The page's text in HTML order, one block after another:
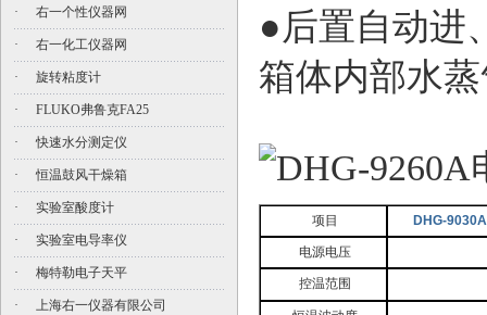
· 右一个性仪器网
· 右一化工仪器网
· 旋转粘度计
· FLUKO弗鲁克FA25
· 快速水分测定仪
· 恒温鼓风干燥箱
· 实验室酸度计
· 实验室电导率仪
· 梅特勒电子天平
· 上海右一仪器有限公司
●后置自动进
箱体内部水
项目 DHG-9030A
电源电压
控温范围